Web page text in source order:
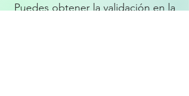
Puedes obtener la validación en la